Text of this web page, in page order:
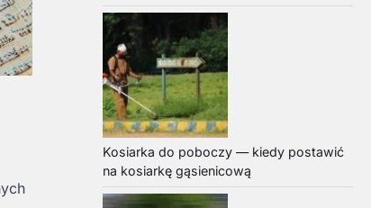
Kosiarka do poboczy — kiedy postawić
na kosiarkę gąsienicową